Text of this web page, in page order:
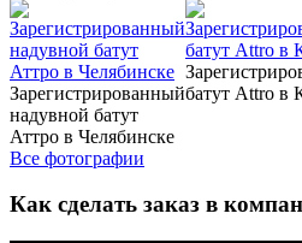
Зарегистрированный
надувной батут
Аттро в Челябинске
батут Attro в
Все фотографии
Как сделать заказ в